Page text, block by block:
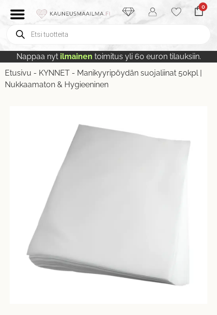
0
Nappaa nyt ilmainen toimitus yli 60 euron tilauksiin.
Etusivu - KYNNET - Manikyyripöydän suojaliinat 50kpl |
Nukkaamaton & Hygieeninen